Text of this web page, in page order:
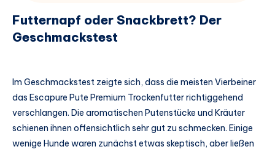
Futternapf oder Snackbrett? Der
Geschmackstest
Im Geschmackstest zeigte sich, dass die meisten Vierbeiner
das Escapure Pute Premium Trockenfutter richtiggehend
verschlangen. Die aromatischen Putenstücke und Kräuter
schienen ihnen offensichtlich sehr gut zu schmecken. Einige
wenige Hunde waren zunächst etwas skeptisch, aber ließen